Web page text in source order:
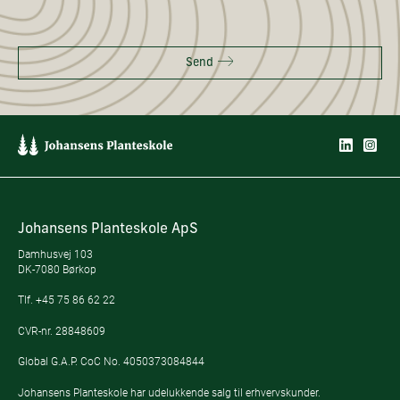
Send
Johansens Planteskole ApS
Damhusvej 103
DK-7080 Børkop
Tlf. +45 75 86 62 22
CVR-nr. 28848609
Global G.A.P. CoC No. 4050373084844
Johansens Planteskole har udelukkende salg til erhvervskunder.